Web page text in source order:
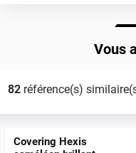
Vous
82référence(s)
Covering Hexis